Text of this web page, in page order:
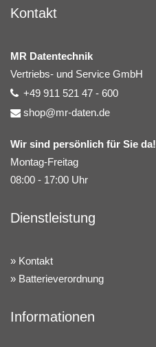
Kontakt
MR Datentechnik
Vertriebs- und Service GmbH
+49 911 521 47 - 600
shop@mr-daten.de
Wir sind persönlich für Sie da!
Montag-Freitag
08:00 - 17:00 Uhr
Dienstleistung
Kontakt
Batterieverordnung
Informationen